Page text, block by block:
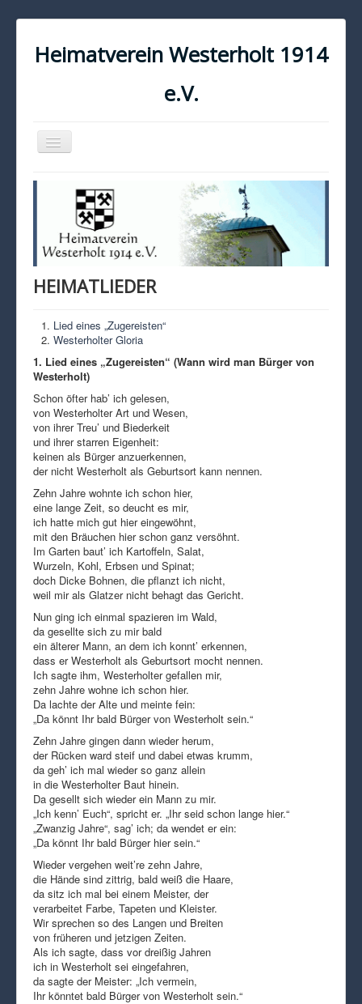
Heimatverein Westerholt 1914
e.V.
Navigation
an/aus
KONTAKT
IMPRESSUM
DATENSCHUTZ
HEIMATLIEDER
Lied eines „Zugereisten“
Westerholter Gloria
1. Lied eines „Zugereisten“ (Wann wird man Bürger von
Westerholt)
Schon öfter hab’ ich gelesen,
von Westerholter Art und Wesen,
von ihrer Treu’ und Biederkeit
und ihrer starren Eigenheit:
keinen als Bürger anzuerkennen,
der nicht Westerholt als Geburtsort kann nennen.
Zehn Jahre wohnte ich schon hier,
eine lange Zeit, so deucht es mir,
ich hatte mich gut hier eingewöhnt,
mit den Bräuchen hier schon ganz versöhnt.
Im Garten baut’ ich Kartoffeln, Salat,
Wurzeln, Kohl, Erbsen und Spinat;
doch Dicke Bohnen, die pflanzt ich nicht,
weil mir als Glatzer nicht behagt das Gericht.
Nun ging ich einmal spazieren im Wald,
da gesellte sich zu mir bald
ein älterer Mann, an dem ich konnt’ erkennen,
dass er Westerholt als Geburtsort mocht nennen.
Ich sagte ihm, Westerholter gefallen mir,
zehn Jahre wohne ich schon hier.
Da lachte der Alte und meinte fein:
„Da könnt Ihr bald Bürger von Westerholt sein.“
Zehn Jahre gingen dann wieder herum,
der Rücken ward steif und dabei etwas krumm,
da geh’ ich mal wieder so ganz allein
in die Westerholter Baut hinein.
Da gesellt sich wieder ein Mann zu mir.
„Ich kenn’ Euch“, spricht er. „Ihr seid schon lange hier.“
„Zwanzig Jahre“, sag’ ich; da wendet er ein:
„Da könnt Ihr bald Bürger hier sein.“
Wieder vergehen weit’re zehn Jahre,
die Hände sind zittrig, bald weiß die Haare,
da sitz ich mal bei einem Meister, der
verarbeitet Farbe, Tapeten und Kleister.
Wir sprechen so des Langen und Breiten
von früheren und jetzigen Zeiten.
Als ich sagte, dass vor dreißig Jahren
ich in Westerholt sei eingefahren,
da sagte der Meister: „Ich vermein,
Ihr könntet bald Bürger von Westerholt sein.“